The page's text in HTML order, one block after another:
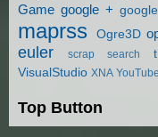
Game google +
maprss Ogre3D
euler
scrap search
VisualStudio XNA YouTube
Top Button